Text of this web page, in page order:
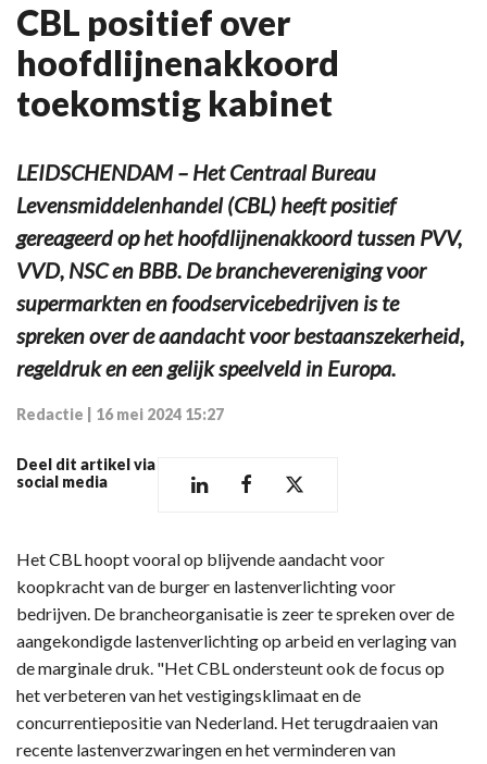
CBL positief over
hoofdlijnenakkoord
toekomstig kabinet
LEIDSCHENDAM – Het Centraal Bureau
Levensmiddelenhandel (CBL) heeft positief
gereageerd op het hoofdlijnenakkoord tussen PVV,
VVD, NSC en BBB. De branchevereniging voor
supermarkten en foodservicebedrijven is te
spreken over de aandacht voor bestaanszekerheid,
regeldruk en een gelijk speelveld in Europa.
Redactie 16 mei 2024 15:27
Deel dit artikel via
social media
Het CBL hoopt vooral op blijvende aandacht voor
koopkracht van de burger en lastenverlichting voor
bedrijven. De brancheorganisatie is zeer te spreken over de
aangekondigde lastenverlichting op arbeid en verlaging van
de marginale druk. "Het CBL ondersteunt ook de focus op
het verbeteren van het vestigingsklimaat en de
concurrentiepositie van Nederland. Het terugdraaien van
recente lastenverzwaringen en het verminderen van